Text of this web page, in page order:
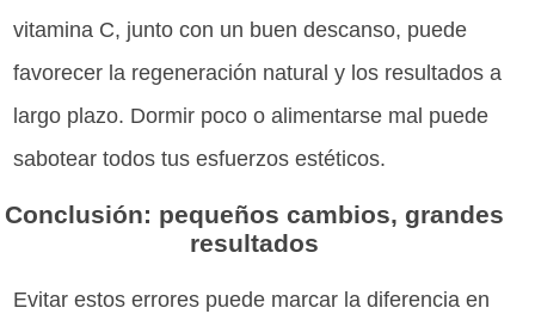
vitamina C, junto con un buen descanso, puede
favorecer la regeneración natural y los resultados a
largo plazo. Dormir poco o alimentarse mal puede
sabotear todos tus esfuerzos estéticos.
Conclusión: pequeños cambios, grandes
resultados
Evitar estos errores puede marcar la diferencia en